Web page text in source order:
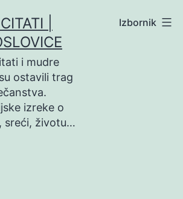
|
i mudre
ostavili trag
izreke o
sreći, životu…
Izbornik